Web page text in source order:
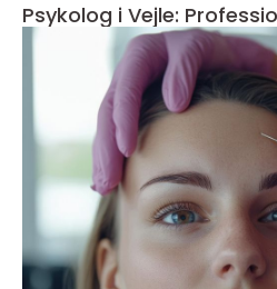
Psykolog i Vejle: